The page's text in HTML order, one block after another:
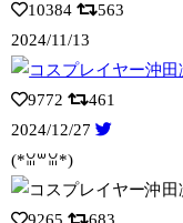
10384
563
2024/11/13
9772
461
2024/12/27
(*ꈍ꒳ꈍ*)